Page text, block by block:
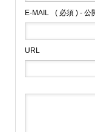
E-MAIL ( 必須 ) - 公
URL